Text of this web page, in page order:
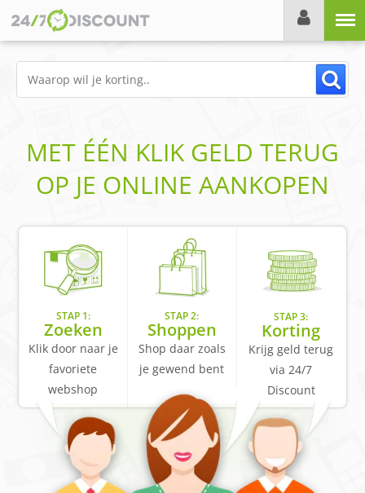
MET ÉÉN KLIK GELD TERUG
OP JE ONLINE AANKOPEN
STAP 1:
Zoeken
Klik door naar je
favoriete
webshop
STAP 2:
Shoppen
Shop daar zoals
je gewend bent
STAP 3:
Korting
Krijg geld terug
via 24/7
Discount